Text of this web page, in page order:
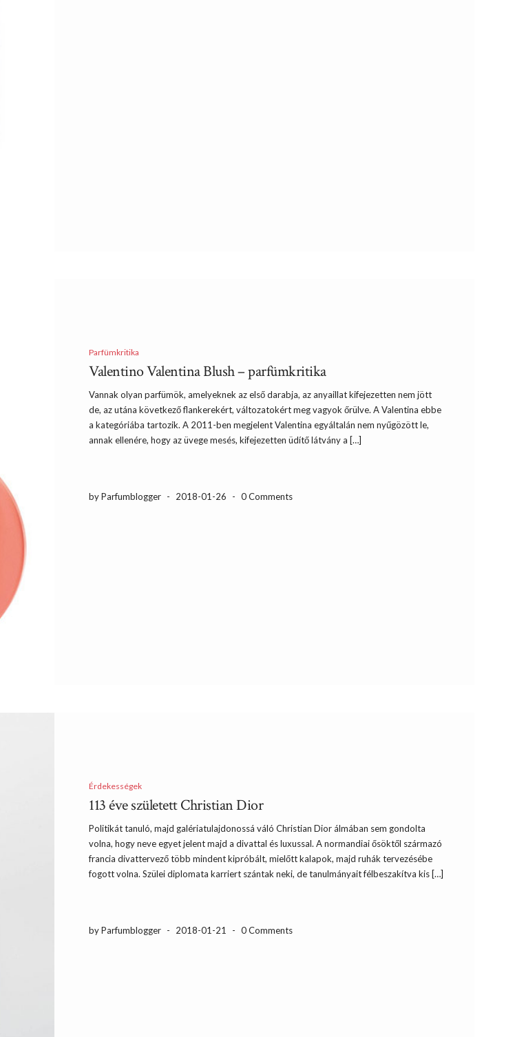
Parfümkritika
Valentino Valentina Blush – parfümkritika
Vannak olyan parfümök, amelyeknek az első darabja, az anyaillat kifejezetten nem jött
de, az utána következő flankerekért, változatokért meg vagyok őrülve. A Valentina ebbe
a kategóriába tartozik. A 2011-ben megjelent Valentina egyáltalán nem nyűgözött le,
annak ellenére, hogy az üvege mesés, kifejezetten üdítő látvány a […]
by Parfumblogger - 2018-01-26 - 0 Comments
Érdekességek
113 éve született Christian Dior
Politikát tanuló, majd galériatulajdonossá váló Christian Dior álmában sem gondolta
volna, hogy neve egyet jelent majd a divattal és luxussal. A normandiai ősöktől származó
francia divattervező több mindent kipróbált, mielőtt kalapok, majd ruhák tervezésébe
fogott volna. Szülei diplomata karriert szántak neki, de tanulmányait félbeszakítva kis […]
by Parfumblogger - 2018-01-21 - 0 Comments